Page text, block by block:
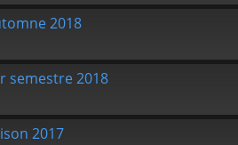
2018
semestre 2018
2017